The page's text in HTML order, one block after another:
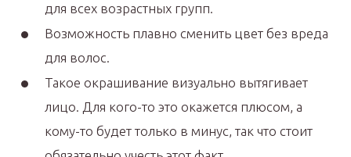
для всех возрастных групп.
Возможность плавно сменить цвет без вреда
для волос.
Такое окрашивание визуально вытягивает
лицо. Для кого-то это окажется плюсом, а
кому-то будет только в минус, так что стоит